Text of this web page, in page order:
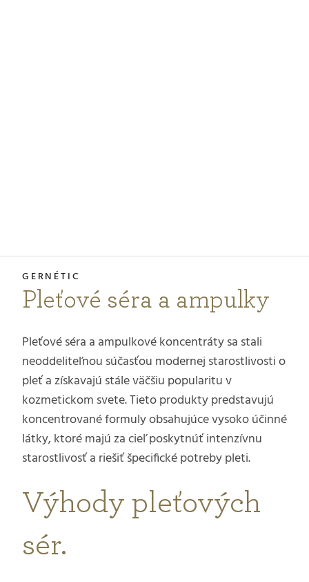
Pleťové séra a ampulky
Pleťové séra a ampulkové koncentráty sa stali
neoddeliteľnou súčasťou modernej starostlivosti o
pleť a získavajú stále väčšiu popularitu v
kozmetickom svete. Tieto produkty predstavujú
koncentrované formuly obsahujúce vysoko účinné
látky, ktoré majú za cieľ poskytnúť intenzívnu
starostlivosť a riešiť špecifické potreby pleti.
Výhody pleťových
sér.